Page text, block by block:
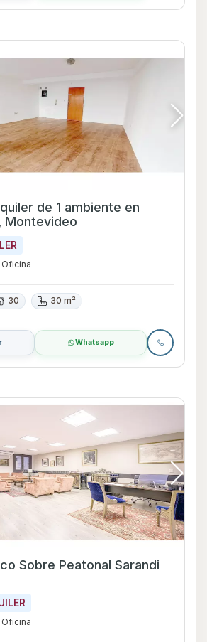
de 1 ambiente en
Montevideo
Oficina
30 30 m²
Whatsapp
Sobre Peatonal Sarandi
Oficina